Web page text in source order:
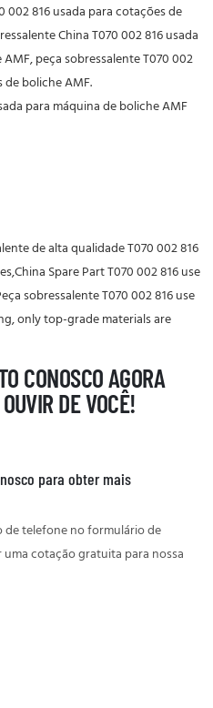
002 816 usada para cotações de
China T070 002 816 usada
peça sobressalente T070 002
de boliche AMF.
para máquina de boliche AMF
de alta qualidade T070 002 816
Spare Part T070 002 816 use
sobressalente T070 002 816 use
only top-grade materials are
CONOSCO AGORA
DE VOCÊ!
para obter mais
de telefone no formulário de
cotação gratuita para nossa